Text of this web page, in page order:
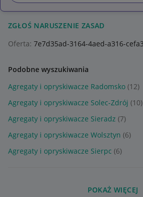
ZGŁOŚ NARUSZENIE ZASAD
Oferta: 7e7d35ad-3164-4aed-a316-
Podobne wyszukiwania
Agregaty i opryskiwacze Radomsko (12)
Agregaty i opryskiwacze Solec-Zdrój (10)
Agregaty i opryskiwacze Sieradz (7)
Agregaty i opryskiwacze Wolsztyn (6)
Agregaty i opryskiwacze Sierpc (6)
POKAŻ WIĘCEJ